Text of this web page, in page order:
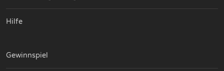
Hilfe
Gewinnspiel